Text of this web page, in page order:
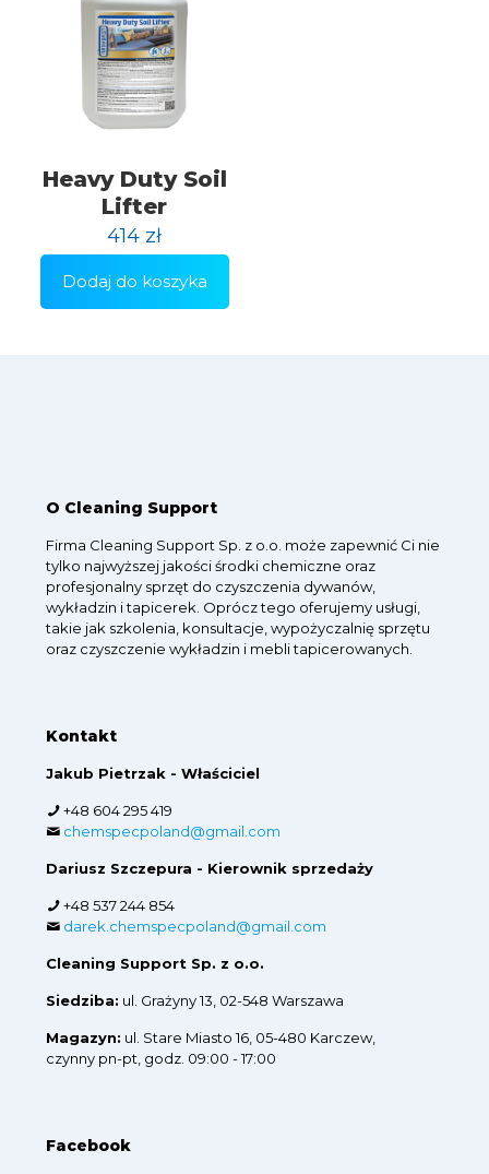
Heavy Duty Soil
Lifter
414 zł
Dodaj do koszyka
O Cleaning Support
Firma Cleaning Support Sp. z o.o. może zapewnić Ci nie
tylko najwyższej jakości środki chemiczne oraz
profesjonalny sprzęt do czyszczenia dywanów,
wykładzin i tapicerek. Oprócz tego oferujemy usługi,
takie jak szkolenia, konsultacje, wypożyczalnię sprzętu
oraz czyszczenie wykładzin i mebli tapicerowanych.
Kontakt
Jakub Pietrzak - Właściciel
+48 604 295 419
chemspecpoland@gmail.com
Dariusz Szczepura - Kierownik sprzedaży
+48 537 244 854
darek.chemspecpoland@gmail.com
Cleaning Support Sp. z o.o.
Siedziba: ul. Grażyny 13, 02-548 Warszawa
Magazyn: ul. Stare Miasto 16, 05-480 Karczew,
czynny pn-pt, godz. 09:00 - 17:00
Facebook